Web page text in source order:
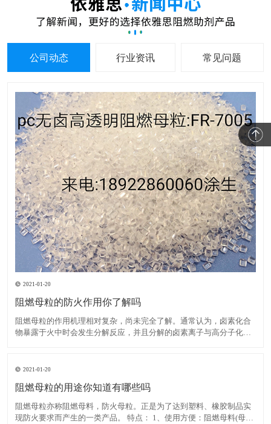
公司动态 行业资讯 常见问题
2021-01-20
阻燃母粒的防火作用你了解吗
阻燃母粒的作用机理相对复杂，尚未完全了解。通常认为，卤素化合
物暴露于火中时会发生分解反应，并且分解的卤素离子与高分子化合
了燃烧速度，直到火焰熄灭为止。在卤素中，溴比氯具有更高的阻
2021-01-20
阻燃母粒的用途你知道有哪些吗
阻燃母粒亦称阻燃母料，防火母粒。正是为了达到塑料、橡胶制品实
现防火要求而产生的一类产品。 特点： 1、使用方便：阻燃母料(母粒)